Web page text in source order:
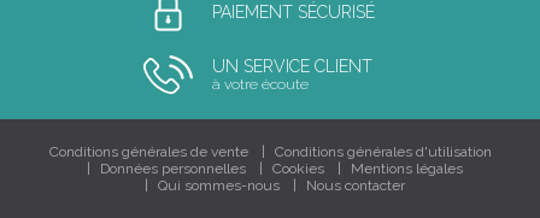
PAIEMENT SÉCURISÉ
UN SERVICE CLIENT
à votre écoute
Conditions générales de vente
Conditions générales d'utilisation
Données personnelles
Cookies
Mentions légales
Qui sommes-nous
Nous contacter